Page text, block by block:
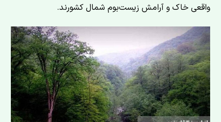
واقعی خاک و آرامش زیست‌بوم شمال کشورند.